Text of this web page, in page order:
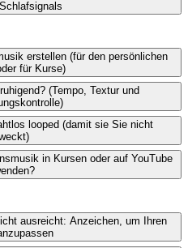
erstellen (für den persönlichen
für Kurse)
(Tempo, Textur und
looped (damit sie Sie nicht
in Kursen oder auf YouTube
ausreicht: Anzeichen, um Ihren